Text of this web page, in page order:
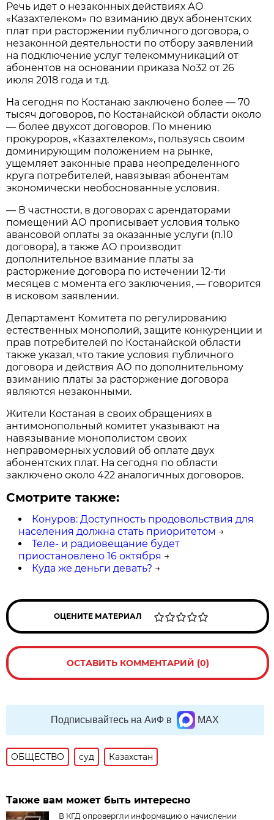
Речь идет о незаконных действиях АО
«Казахтелеком» по взиманию двух абонентских
плат при расторжении публичного договора, о
незаконной деятельности по отбору заявлений
на подключение услуг телекоммуникаций от
абонентов на основании приказа No32 от 26
июля 2018 года и т.д.
На сегодня по Костанаю заключено более — 70
тысяч договоров, по Костанайской области около
— более двухсот договоров. По мнению
прокуроров, «Казахтелеком», пользуясь своим
доминирующим положением на рынке,
ущемляет законные права неопределенного
круга потребителей, навязывая абонентам
экономически необоснованные условия.
— В частности, в договорах с арендаторами
помещений АО прописывает условия только
авансовой оплаты за оказанные услуги (п.10
договора), а также АО производит
дополнительное взимание платы за
расторжение договора по истечении 12-ти
месяцев с момента его заключения, — говорится
в исковом заявлении.
Департамент Комитета по регулированию
естественных монополий, защите конкуренции и
прав потребителей по Костанайской области
также указал, что такие условия публичного
договора и действия АО по дополнительному
взиманию платы за расторжение договора
являются незаконными.
Жители Костаная в своих обращениях в
антимонопольный комитет указывают на
навязывание монополистом своих
неправомерных условий об оплате двух
абонентских плат. На сегодня по области
заключено около 422 аналогичных договоров.
Смотрите также:
Конуров: Доступность продовольствия для
населения должна стать приоритетом →
Теле- и радиовещание будет
приостановлено 16 октября →
Куда же деньги девать? →
ОЦЕНИТЕ МАТЕРИАЛ
ОСТАВИТЬ КОММЕНТАРИЙ (0)
Подписывайтесь на АиФ в MAX
ОБЩЕСТВО суд Казахстан
Также вам может быть интересно
В КГД опровергли информацию о начислении